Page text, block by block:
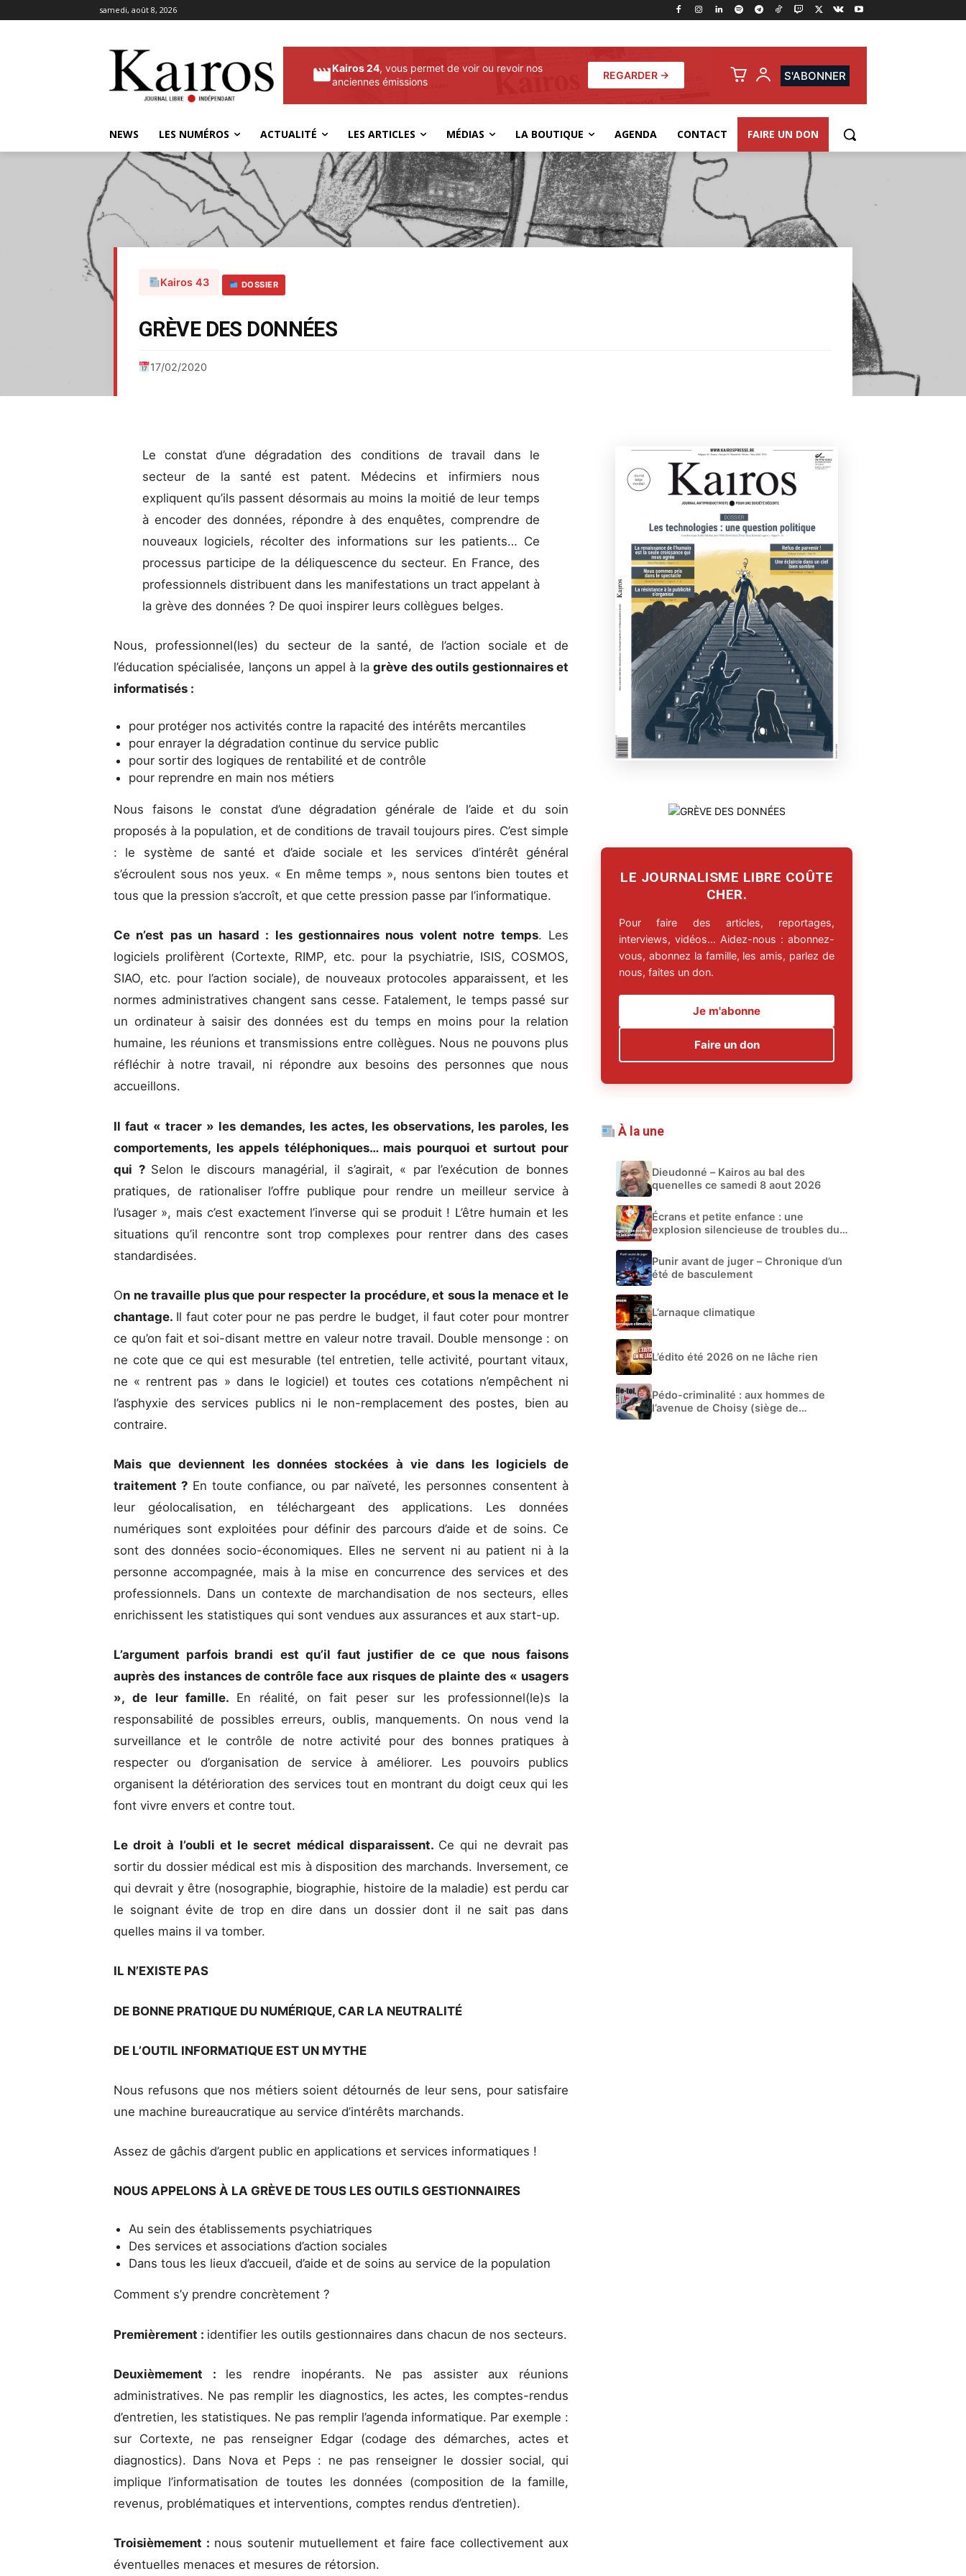
samedi, août 8, 2026
Kairos 24, vous permet de voir ou revoir nos
anciennes émissions
REGARDER → S'ABONNER
NEWS LES NUMÉROS ACTUALITÉ LES ARTICLES MÉDIAS LA BOUTIQUE AGENDA CONTACT FAIRE UN DON
Kairos 43 DOSSIER
GRÈVE DES DONNÉES
17/02/2020
Le constat d’une dégradation des conditions de travail dans le
secteur de la santé est patent. Médecins et infirmiers nous
expliquent qu’ils passent désormais au moins la moitié de leur temps
à encoder des données, répondre à des enquêtes, comprendre de
nouveaux logiciels, récolter des informations sur les patients… Ce
processus participe de la déliquescence du secteur. En France, des
professionnels distribuent dans les manifestations un tract appelant à
la grève des données ? De quoi inspirer leurs collègues belges.
Nous, professionnel(les) du secteur de la santé, de l’action sociale et de
l’éducation spécialisée, lançons un appel à lagrève des outils gestionnaires et
informatisés :
pour protéger nos activités contre la rapacité des intérêts mercantiles
pour enrayer la dégradation continue du service public
pour sortir des logiques de rentabilité et de contrôle
pour reprendre en main nos métiers
Nous faisons le constat d’une dégradation générale de l’aide et du soin
proposés à la population, et de conditions de travail toujours pires. C’est simple
: le système de santé et d’aide sociale et les services d’intérêt général
s’écroulent sous nos yeux. « En même temps », nous sentons bien toutes et
tous que la pression s’accroît, et que cette pression passe par l’informatique.
Ce n’est pas un hasard : les gestionnaires nous volent notre temps. Les
logiciels prolifèrent (Cortexte, RIMP, etc. pour la psychiatrie, ISIS, COSMOS,
SIAO, etc. pour l’action sociale), de nouveaux protocoles apparaissent, et les
normes administratives changent sans cesse. Fatalement, le temps passé sur
un ordinateur à saisir des données est du temps en moins pour la relation
humaine, les réunions et transmissions entre collègues. Nous ne pouvons plus
réfléchir à notre travail, ni répondre aux besoins des personnes que nous
accueillons.
Il faut « tracer » les demandes, les actes, les observations, les paroles, les
comportements, les appels téléphoniques… mais pourquoi et surtout pour
qui ? Selon le discours managérial, il s’agirait, « par l’exécution de bonnes
pratiques, de rationaliser l’offre publique pour rendre un meilleur service à
l’usager », mais c’est exactement l’inverse qui se produit ! L’être humain et les
situations qu’il rencontre sont trop complexes pour rentrer dans des cases
standardisées.
On ne travaille plus que pour respecter la procédure, et sous la menace et le
chantage. Il faut coter pour ne pas perdre le budget, il faut coter pour montrer
ce qu’on fait et soi-disant mettre en valeur notre travail. Double mensonge : on
ne cote que ce qui est mesurable (tel entretien, telle activité, pourtant vitaux,
ne « rentrent pas » dans le logiciel) et toutes ces cotations n’empêchent ni
l’asphyxie des services publics ni le non-remplacement des postes, bien au
contraire.
Mais que deviennent les données stockées à vie dans les logiciels de
traitement ? En toute confiance, ou par naïveté, les personnes consentent à
leur géolocalisation, en téléchargeant des applications. Les données
numériques sont exploitées pour définir des parcours d’aide et de soins. Ce
sont des données socio-économiques. Elles ne servent ni au patient ni à la
personne accompagnée, mais à la mise en concurrence des services et des
professionnels. Dans un contexte de marchandisation de nos secteurs, elles
enrichissent les statistiques qui sont vendues aux assurances et aux start-up.
L’argument parfois brandi est qu’il faut justifier de ce que nous faisons
auprès des instances de contrôle face aux risques de plainte des « usagers
», de leur famille. En réalité, on fait peser sur les professionnel(le)s la
responsabilité de possibles erreurs, oublis, manquements. On nous vend la
surveillance et le contrôle de notre activité pour des bonnes pratiques à
respecter ou d’organisation de service à améliorer. Les pouvoirs publics
organisent la détérioration des services tout en montrant du doigt ceux qui les
font vivre envers et contre tout.
Le droit à l’oubli et le secret médical disparaissent. Ce qui ne devrait pas
sortir du dossier médical est mis à disposition des marchands. Inversement, ce
qui devrait y être (nosographie, biographie, histoire de la maladie) est perdu car
le soignant évite de trop en dire dans un dossier dont il ne sait pas dans
quelles mains il va tomber.
IL N’EXISTE PAS
DE BONNE PRATIQUE DU NUMÉRIQUE, CAR LA NEUTRALITÉ
DE L’OUTIL INFORMATIQUE EST UN MYTHE
Nous refusons que nos métiers soient détournés de leur sens, pour satisfaire
une machine bureaucratique au service d’intérêts marchands.
Assez de gâchis d’argent public en applications et services informatiques !
NOUS APPELONS À LA GRÈVE DE TOUS LES OUTILS GESTIONNAIRES
Au sein des établissements psychiatriques
Des services et associations d’action sociales
Dans tous les lieux d’accueil, d’aide et de soins au service de la population
Comment s’y prendre concrètement ?
Premièrement : identifier les outils gestionnaires dans chacun de nos secteurs.
Deuxièmement : les rendre inopérants. Ne pas assister aux réunions
administratives. Ne pas remplir les diagnostics, les actes, les comptes-rendus
d’entretien, les statistiques. Ne pas remplir l’agenda informatique. Par exemple :
sur Cortexte, ne pas renseigner Edgar (codage des démarches, actes et
diagnostics). Dans Nova et Peps : ne pas renseigner le dossier social, qui
implique l’informatisation de toutes les données (composition de la famille,
revenus, problématiques et interventions, comptes rendus d’entretien).
Troisièmement : nous soutenir mutuellement et faire face collectivement aux
éventuelles menaces et mesures de rétorsion.
LE JOURNALISME LIBRE COÛTE
CHER.
Pour faire des articles, reportages,
interviews, vidéos… Aidez-nous : abonnez-
vous, abonnez la famille, les amis, parlez de
nous, faites un don.
Je m'abonne
Faire un don
À la une
Dieudonné – Kairos au bal des
quenelles ce samedi 8 aout 2026
Écrans et petite enfance : une
explosion silencieuse de troubles du
Punir avant de juger – Chronique d’un
été de basculement
L’arnaque climatique
L’édito été 2026 on ne lâche rien
Pédo-criminalité : aux hommes de
l’avenue de Choisy (siège de